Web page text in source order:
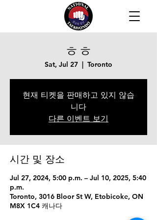
ㅎㅎ
Sat, Jul 27
  |
Toronto
현재 티켓을 판매하고 있지 않습
니다
다른 이벤트 보기
시간 및 장소
Jul 27, 2024, 5:00 p.m. – Jul 10, 2025, 5:40
p.m.
Toronto, 3016 Bloor St W, Etobicoke, ON
M8X 1C4 캐나다